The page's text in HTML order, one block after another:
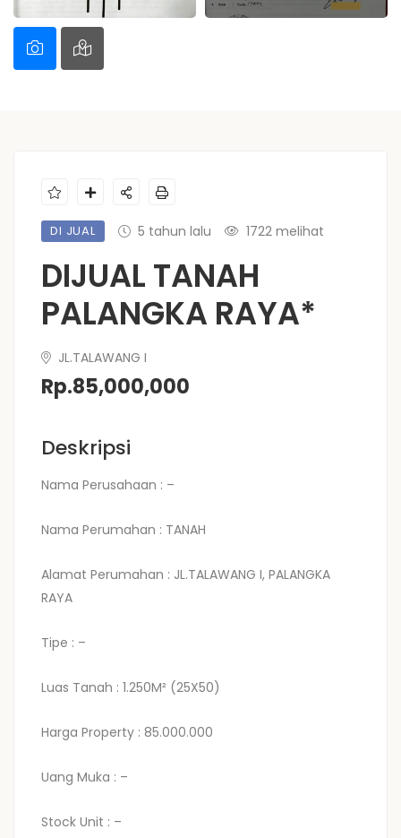
DI JUAL 5 tahun lalu 1722 melihat
DIJUAL TANAH
PALANGKA RAYA*
JL.TALAWANG I
Rp.85,000,000
Deskripsi
Nama Perusahaan : –
Nama Perumahan : TANAH
Alamat Perumahan : JL.TALAWANG I, PALANGKA
RAYA
Tipe : –
Luas Tanah : 1.250M² (25X50)
Harga Property : 85.000.000
Uang Muka : –
Stock Unit : –